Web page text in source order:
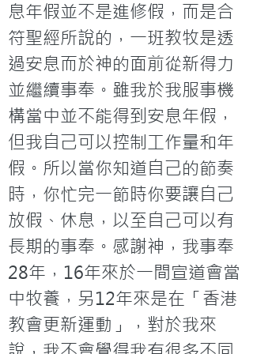
息年假並不是進修假，而是合
符聖經所說的，一班教牧是透
過安息而於神的面前從新得力
並繼續事奉。雖我於我服事機
構當中並不能得到安息年假，
但我自己可以控制工作量和年
假。所以當你知道自己的節奏
時，你忙完一節時你要讓自己
放假、休息，以至自己可以有
長期的事奉。感謝神，我事奉
28年，16年來於一間宣道會當
中牧養，另12年來是在「香港
教會更新運動」，對於我來